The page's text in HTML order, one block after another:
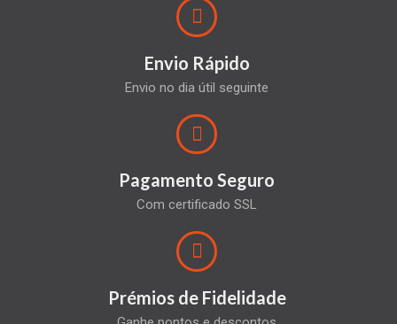
Envio Rápido
Envio no dia útil seguinte
Pagamento Seguro
Com certificado SSL
Prémios de Fidelidade